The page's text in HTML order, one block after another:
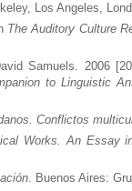
Los Angeles,
The Auditory Culture
Samuels. 2006
to Linguistic
Conflictos
Works. An Essay
. Buenos Aires: